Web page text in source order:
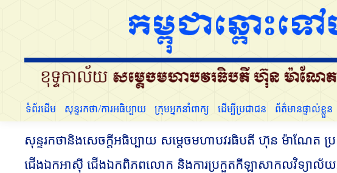
ទំព័រដើម សុន្ទរកថា/ការអធិប្បាយ ក្រុមអ្នកនាំពាក្យ ដើម្បីប្រជាជន ព័ត៌មានផ្ទាល់ខ្លួន
សុន្ទរកថានិងសេចក្ដីអធិប្បាយ សម្ដេចមហាបវរធិបតី ហ៊ុន ម៉ាណែត ប្រ
ជើងឯកអាស៊ី ជើងឯកពិភពលោក និងការប្រកួតកីឡាសាកលវិទ្យាល័យ
សុន្ទរកថា/ការអធិប្បាយ ក្រុមអ្នកនាំពាក្យ ដើម្បីប្រជាជន